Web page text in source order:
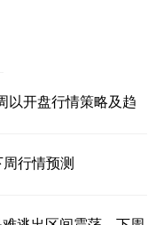
以开盘行情策略及趋
行情预测